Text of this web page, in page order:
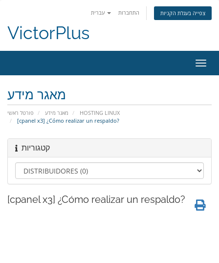
התחברות צפייה בעגלת הקניות
VictorPlus
ניווט
מאגר מידע
פורטל ראשי מאגר מידע
HOSTING LINUX
[cpanel x3] ¿Cómo realizar un respaldo?
קטגוריות
[cpanel x3] ¿Cómo realizar un respaldo?